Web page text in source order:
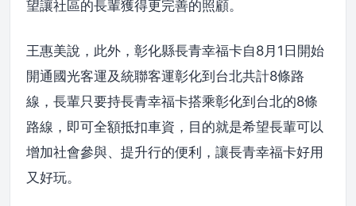
望讓社區的長輩獲得更完善的照顧。
王惠美說，此外，彰化縣長青幸福卡自8月1日開始
開通國光客運及統聯客運彰化到台北共計8條路
線，長輩只要持長青幸福卡搭乘彰化到台北的8條
路線，即可全額抵扣車資，目的就是希望長輩可以
增加社會參與、提升行的便利，讓長青幸福卡好用
又好玩。